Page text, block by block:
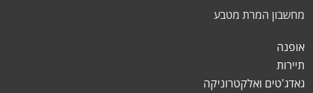
מחשבון המרת מטבע
אופנה
תיירות
גאדג'טים ואלקטרוניקה